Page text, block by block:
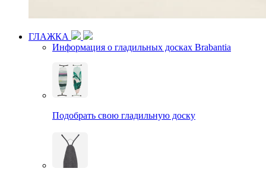
ГЛАЖКА
Информация о гладильных досках Brabantia
Подобрать свою гладильную доску